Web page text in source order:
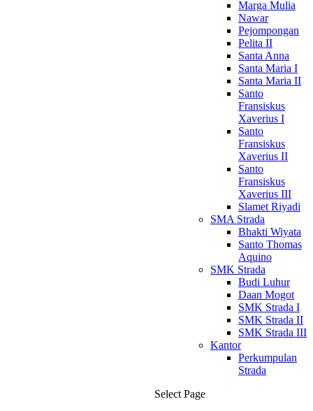
Marga Mulia
Nawar
Pejompongan
Pelita II
Santa Anna
Santa Maria I
Santa Maria II
Santo
Fransiskus
Xaverius I
Santo
Fransiskus
Xaverius II
Santo
Fransiskus
Xaverius III
Slamet Riyadi
SMA Strada
Bhakti Wiyata
Santo Thomas
Aquino
SMK Strada
Budi Luhur
Daan Mogot
SMK Strada I
SMK Strada II
SMK Strada III
Kantor
Perkumpulan
Strada
Select Page